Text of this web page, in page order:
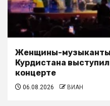
Женщины-музыканты
Курдистана
концерте
06.08.2026 ВИАН